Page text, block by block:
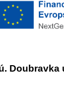
Doubravka